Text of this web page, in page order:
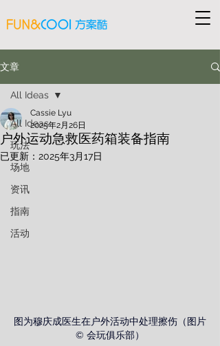
文章
All Ideas
玩法
场地
资讯
指南
活动
All Ideas
户外运动急救医药箱装备指南
Cassie Lyu
2025年2月26日
已更新： 2025年3月17日
图为穆庆成医生在户外活动中处理擦伤（图片
© 会玩俱乐部）